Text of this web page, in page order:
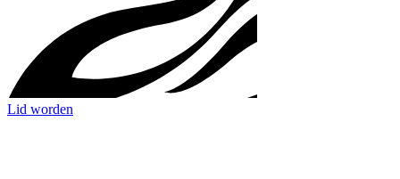
Lid worden